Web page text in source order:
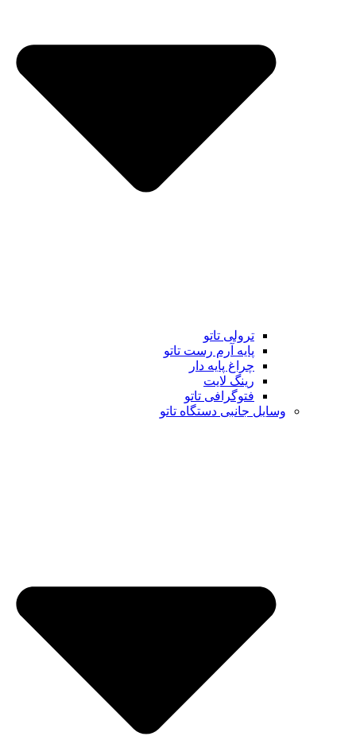
ترولی تاتو
پایه آرم رست تاتو
چراغ پایه دار
رینگ لایت
فتوگرافی تاتو
وسایل جانبی دستگاه تاتو